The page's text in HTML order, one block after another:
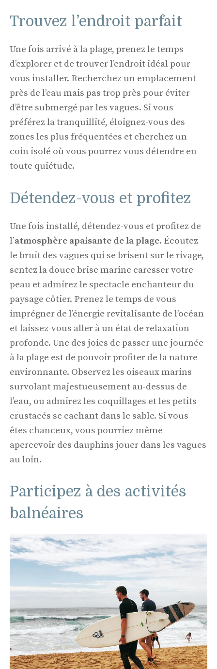
Trouvez l’endroit parfait
Une fois arrivé à la plage, prenez le temps
d’explorer et de trouver l’endroit idéal pour
vous installer. Recherchez un emplacement
près de l’eau mais pas trop près pour éviter
d’être submergé par les vagues. Si vous
préférez la tranquillité, éloignez-vous des
zones les plus fréquentées et cherchez un
coin isolé où vous pourrez vous détendre en
toute quiétude.
Détendez-vous et profitez
Une fois installé, détendez-vous et profitez de
l’atmosphère apaisante de la plage. Écoutez
le bruit des vagues qui se brisent sur le rivage,
sentez la douce brise marine caresser votre
peau et admirez le spectacle enchanteur du
paysage côtier. Prenez le temps de vous
imprégner de l’énergie revitalisante de l’océan
et laissez-vous aller à un état de relaxation
profonde. Une des joies de passer une journée
à la plage est de pouvoir profiter de la nature
environnante. Observez les oiseaux marins
survolant majestueusement au-dessus de
l’eau, ou admirez les coquillages et les petits
crustacés se cachant dans le sable. Si vous
êtes chanceux, vous pourriez même
apercevoir des dauphins jouer dans les vagues
au loin.
Participez à des activités
balnéaires